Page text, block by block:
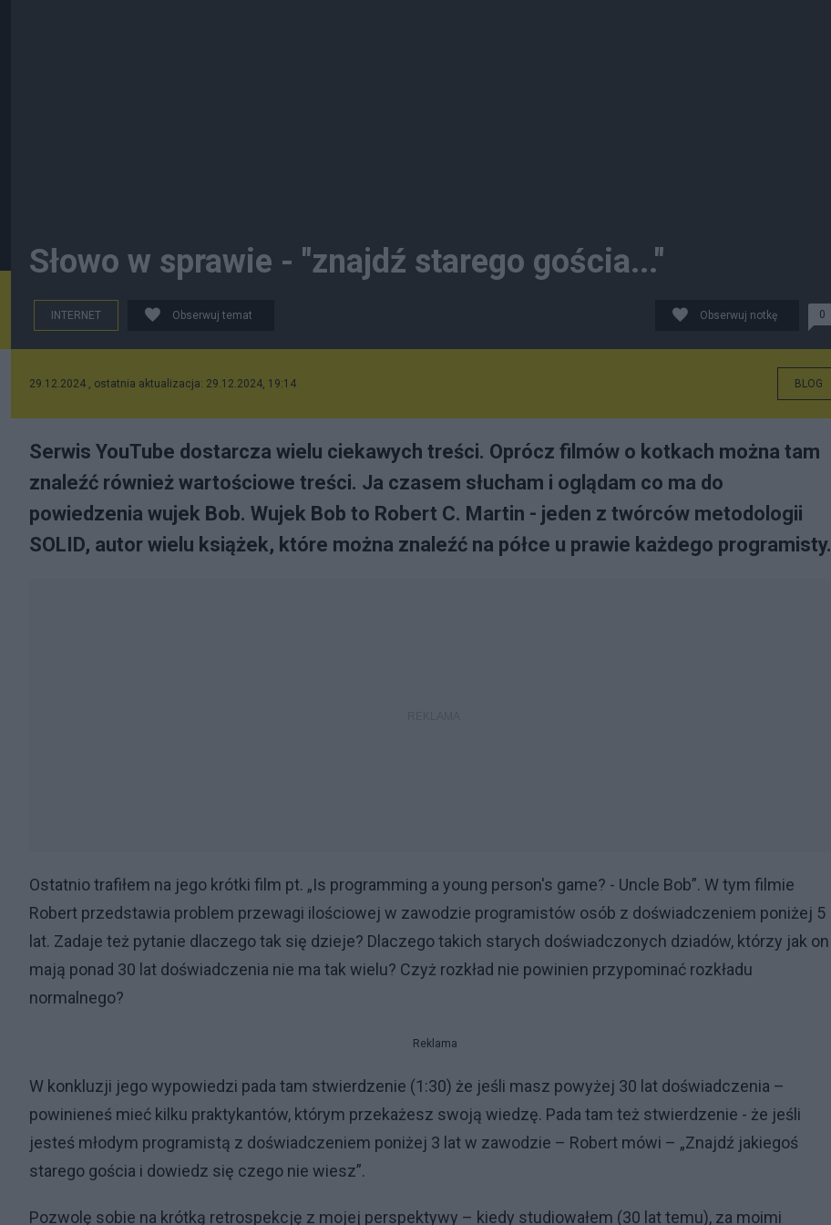
Słowo w sprawie - "znajdź starego gościa..."
INTERNET Obserwuj temat Obserwuj notkę 0
29.12.2024 , ostatnia aktualizacja: 29.12.2024, 19:14 BLOG
Serwis YouTube dostarcza wielu ciekawych treści. Oprócz filmów o kotkach można tam
znaleźć również wartościowe treści. Ja czasem słucham i oglądam co ma do
powiedzenia wujek Bob. Wujek Bob to Robert C. Martin - jeden z twórców metodologii
SOLID, autor wielu książek, które można znaleźć na półce u prawie każdego programisty.
Ostatnio trafiłem na jego krótki film pt. „Is programming a young person's game? - Uncle Bob”. W tym filmie
Robert przedstawia problem przewagi ilościowej w zawodzie programistów osób z doświadczeniem poniżej 5
lat. Zadaje też pytanie dlaczego tak się dzieje? Dlaczego takich starych doświadczonych dziadów, którzy jak on
mają ponad 30 lat doświadczenia nie ma tak wielu? Czyż rozkład nie powinien przypominać rozkładu
normalnego?
Reklama
W konkluzji jego wypowiedzi pada tam stwierdzenie (1:30) że jeśli masz powyżej 30 lat doświadczenia –
powinieneś mieć kilku praktykantów, którym przekażesz swoją wiedzę. Pada tam też stwierdzenie - że jeśli
jesteś młodym programistą z doświadczeniem poniżej 3 lat w zawodzie – Robert mówi – „Znajdź jakiegoś
starego gościa i dowiedz się czego nie wiesz”.
Pozwolę sobie na krótką retrospekcję z mojej perspektywy – kiedy studiowałem (30 lat temu), za moimi